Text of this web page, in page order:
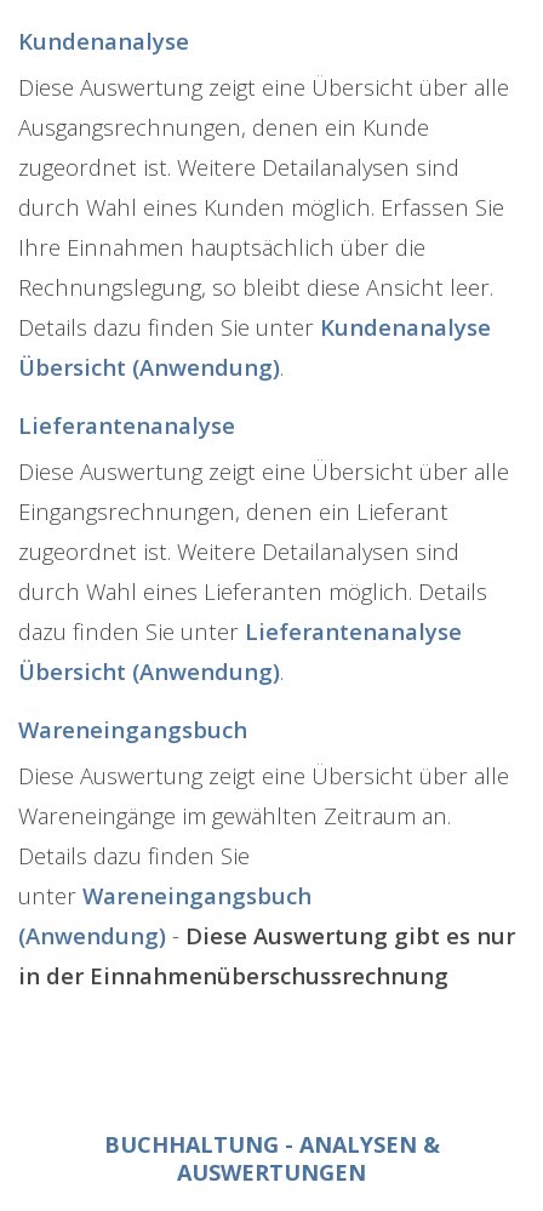
Kundenanalyse
Diese Auswertung zeigt eine Übersicht über alle
Ausgangsrechnungen, denen ein Kunde
zugeordnet ist. Weitere Detailanalysen sind
durch Wahl eines Kunden möglich. Erfassen Sie
Ihre Einnahmen hauptsächlich über die
Rechnungslegung, so bleibt diese Ansicht leer.
Details dazu finden Sie unter Kundenanalyse
Übersicht (Anwendung).
Lieferantenanalyse
Diese Auswertung zeigt eine Übersicht über alle
Eingangsrechnungen, denen ein Lieferant
zugeordnet ist. Weitere Detailanalysen sind
durch Wahl eines Lieferanten möglich. Details
dazu finden Sie unter Lieferantenanalyse
Übersicht (Anwendung).
Wareneingangsbuch
Diese Auswertung zeigt eine Übersicht über alle
Wareneingänge im gewählten Zeitraum an.
Details dazu finden Sie
unter Wareneingangsbuch
(Anwendung) - Diese Auswertung gibt es nur
in der Einnahmenüberschussrechnung
BUCHHALTUNG - ANALYSEN &
AUSWERTUNGEN